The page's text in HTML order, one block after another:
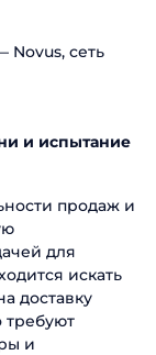
Novus, сеть
и испытание
продаж и
для
искать
доставку
требуют
и